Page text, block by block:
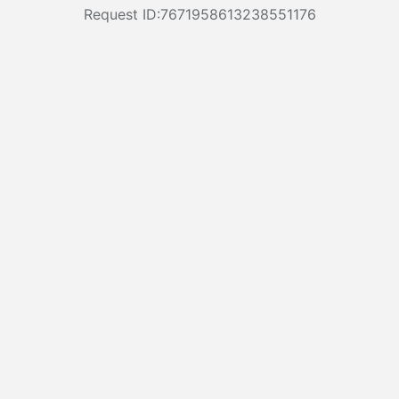
Request ID:7671958613238551176